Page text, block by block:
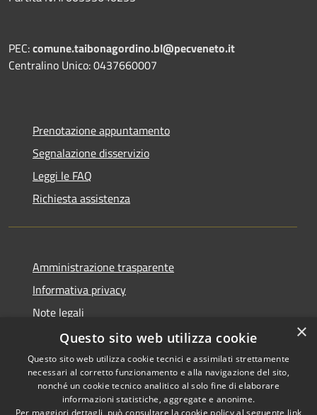
PEC:comune.taibonagordino.bl@pecveneto.it
Centralino Unico: 0437660007
Prenotazione appuntamento
Segnalazione disservizio
Leggi le FAQ
Richiesta assistenza
Amministrazione trasparente
Informativa privacy
Note legali
Dichiarazione di accessibilità
RSS
Copyright © 2026 • Comune di
×
Questo sito web utilizza cookie
Questo sito web utilizza cookie tecnici e assimilati strettamente
necessari al corretto funzionamento e alla navigazione del sito,
nonché un cookie tecnico analitico al solo fine di elaborare
informazioni statistiche, aggregate e anonime.
Per maggiori dettagli, può consultare la cookie policy al seguente link